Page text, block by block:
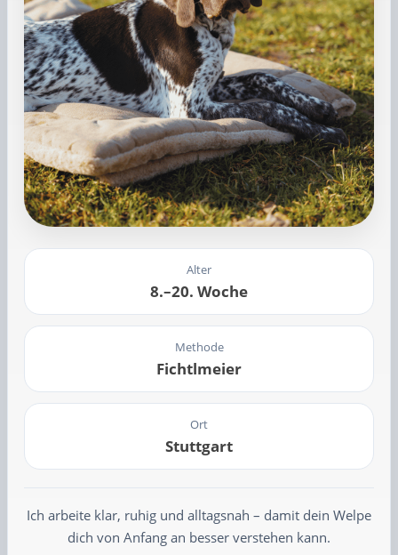
Alter
8.–20. Woche
Methode
Fichtlmeier
Ort
Stuttgart
Ich arbeite klar, ruhig und alltagsnah – damit dein Welpe
dich von Anfang an besser verstehen kann.